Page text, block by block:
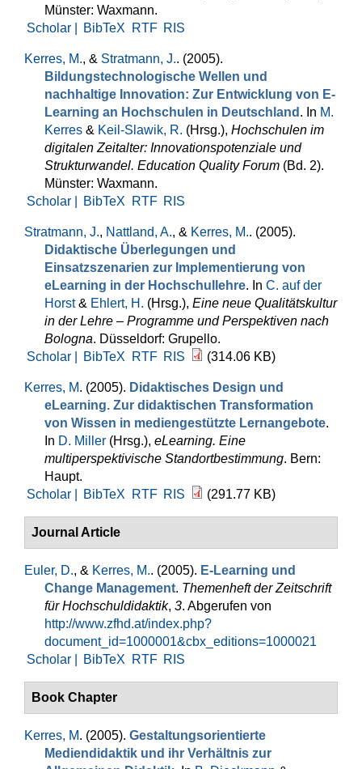
Münster: Waxmann.
Scholar |
BibTeX RTF RIS
Kerres, M., & Stratmann, J.. (2005).
Bildungstechnologische Wellen und
nachhaltige Innovation: Zur Entwicklung von E-
Learning an Hochschulen in Deutschland . In M.
Kerres & Keil-Slawik, R. (Hrsg.), Hochschulen im
digitalen Zeitalter: Innovationspotenziale und
Strukturwandel. Education Quality Forum (Bd. 2).
Münster: Waxmann.
Scholar |
BibTeX RTF RIS
Stratmann, J., Nattland, A., & Kerres, M.. (2005).
Didaktische Überlegungen und
Einsatzszenarien zur Implementierung von
eLearning in der Hochschullehre. In C. auf der
Horst& Ehlert, H. (Hrsg.), Eine neue Qualitätskultur
in der Lehre – Programme und Perspektiven nach
Bologna. Düsseldorf: Grupello.
Scholar |
BibTeX RTF RIS (314.06 KB)
Kerres, M. (2005). Didaktisches Design und
eLearning. Zur didaktischen Transformation
von Wissen in mediengestützte Lernangebote.
In D. Miller (Hrsg.), eLearning. Eine
multiperspektivische Standortbestimmung. Bern:
Haupt.
Scholar |
BibTeX RTF RIS (291.77 KB)
Journal Article
Euler, D., & Kerres, M.. (2005). E-Learning und
Change Management. Themenheft der Zeitschrift
für Hochschuldidaktik, 3. Abgerufen von
http://www.zfhd.at/index.php?
document_id=1000001&cbx_editions=1000021
Scholar |
BibTeX RTF RIS
Book Chapter
Kerres, M. (2005). Gestaltungsorientierte
Mediendidaktik und ihr Verhältnis zur